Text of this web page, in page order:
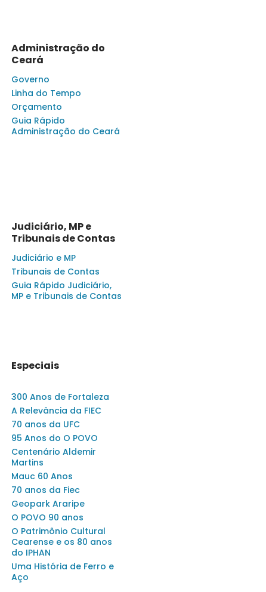
Administração do
Ceará
Governo
Linha do Tempo
Orçamento
Guia Rápido
Administração do Ceará
Judiciário, MP e
Tribunais de Contas
Judiciário e MP
Tribunais de Contas
Guia Rápido Judiciário,
MP e Tribunais de Contas
Especiais
300 Anos de Fortaleza
A Relevância da FIEC
70 anos da UFC
95 Anos do O POVO
Centenário Aldemir
Martins
Mauc 60 Anos
70 anos da Fiec
Geopark Araripe
O POVO 90 anos
O Patrimônio Cultural
Cearense e os 80 anos
do IPHAN
Uma História de Ferro e
Aço